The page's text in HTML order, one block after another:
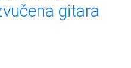
gitara